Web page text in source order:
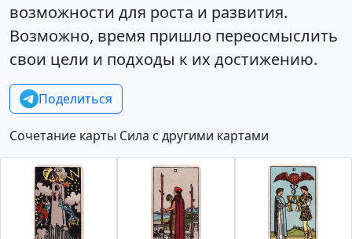
возможности для роста и развития.
Возможно, время пришло переосмыслить
свои цели и подходы к их достижению.
Поделиться
Сочетание карты Сила с другими картами